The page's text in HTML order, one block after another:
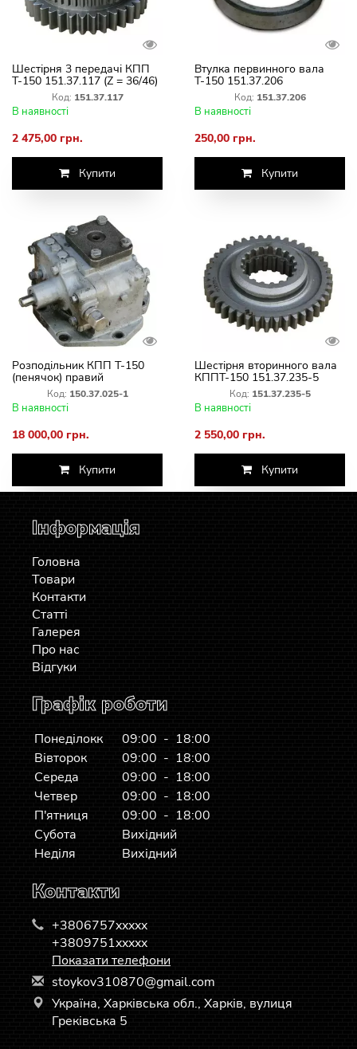
Шестірня 3 передачі КПП
Т-150 151.37.117 (Z = 36/46)
вторинного вала
Код: 151.37.117
В наявності
2 475,00 грн.
Купити
Втулка первинного вала
Т-150 151.37.206
Код: 151.37.206
В наявності
250,00 грн.
Купити
Розподільник КПП Т-150
(пенячок) правий
150.37.025-1
Код: 150.37.025-1
В наявності
18 000,00 грн.
Купити
Шестірня вторинного вала
КППТ-150 151.37.235-5
(Z=42/18)Код: 151.37.235-5
В наявності
2 550,00 грн.
Купити
Інформація
Головна
Товари
Контакти
Статті
Галерея
Про нас
Відгуки
Графік роботи
Понеділокк
09:00 - 18:00
Вівторок
09:00 - 18:00
Середа
09:00 - 18:00
Четвер
09:00 - 18:00
П'ятниця
09:00 - 18:00
Субота
Вихідний
Неділя
Вихідний
Контакти
+3806757xxxxx
+3809751xxxxx
Показати телефони
stoykov310870@gmail.com
Україна, Харківська обл., Харків, вулиця
Греківська 5